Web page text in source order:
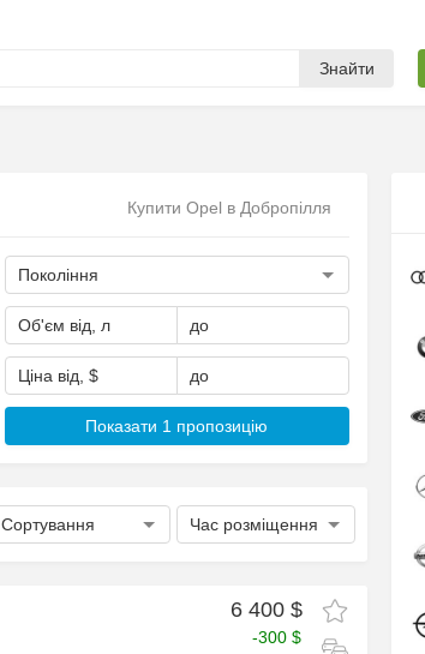
Знайти
Купити Opel в Добропілля
Покоління
Об'єм від, л до
Ціна від, $ до
Показати 1 пропозицію
Сортування Час розміщення
6 400 $
-300 $